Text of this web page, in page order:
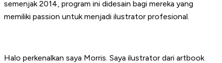
semenjak 2014, program ini didesain bagi mereka yang
memiliki passion untuk menjadi ilustrator profesional.
Halo perkenalkan saya Morris. Saya ilustrator dari artbook